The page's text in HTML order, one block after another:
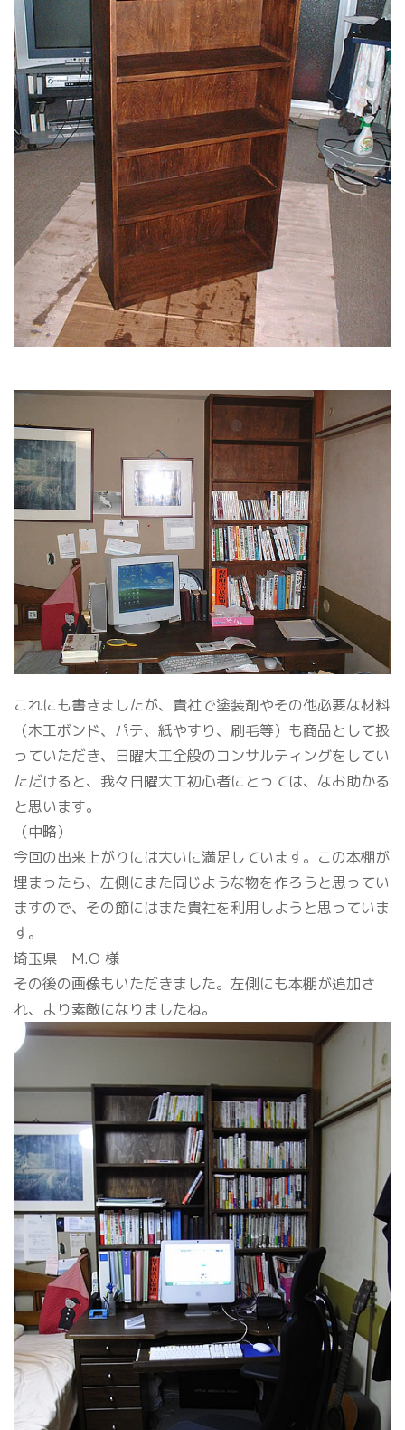
これにも書きましたが、貴社で塗装剤やその他必要な材料
（木工ボンド、パテ、紙やすり、刷毛等）も商品として扱
っていただき、日曜大工全般のコンサルティングをしてい
ただけると、我々日曜大工初心者にとっては、なお助かる
と思います。
（中略）
今回の出来上がりには大いに満足しています。この本棚が
埋まったら、左側にまた同じような物を作ろうと思ってい
ますので、その節にはまた貴社を利用しようと思っていま
す。
埼玉県 M.O 様
その後の画像もいただきました。左側にも本棚が追加さ
れ、より素敵になりましたね。